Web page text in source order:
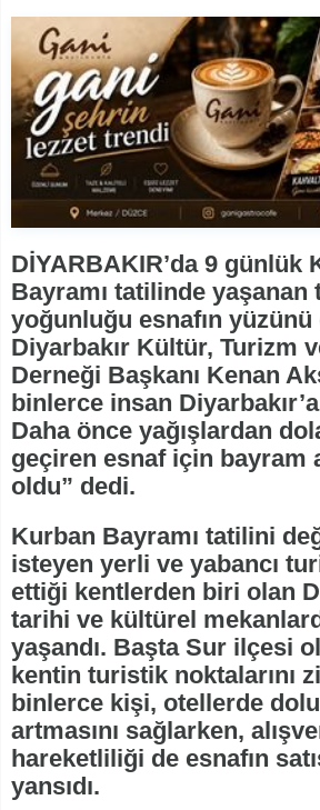
DİYARBAKIR’da 9 günlük
Bayramı tatilinde yaşanan
yoğunluğu esnafın
Diyarbakır Kültür, Turizm
Derneği Başkanı Kenan
binlerce insan
Daha önce yağışlardan
geçiren esnaf için bayram
oldu” dedi.
Kurban Bayramı tatilini
isteyen yerli ve yabancı
ettiği kentlerden biri olan
tarihi ve kültürel
yaşandı. Başta Sur ilçesi
kentin turistik noktalarını
binlerce kişi, otellerde
artmasını sağlarken,
hareketliliği de esnafın
yansıdı.